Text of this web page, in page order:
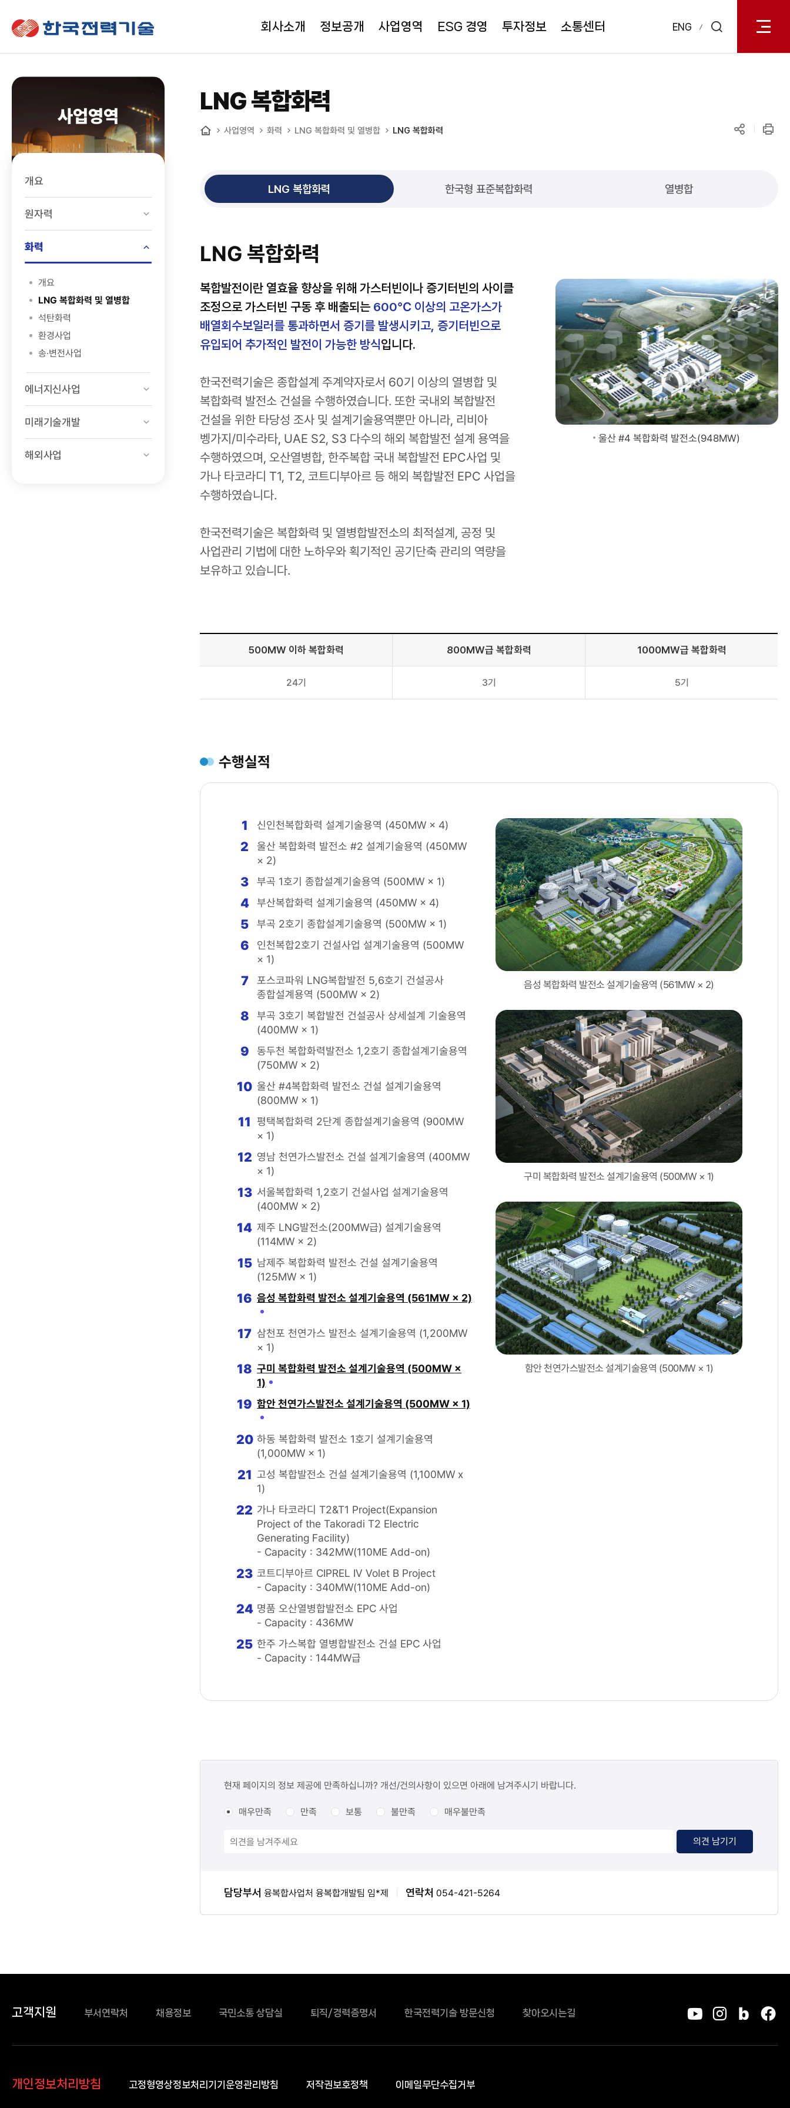
한국전력기술
회사소개 정보공개 사업영역 ESG 경영 투자정보 소통센터 ENG
열기
사업영역
개요
원자력
화력
개요
LNG 복합화력 및 열병합
석탄화력
환경사업
송·변전사업
에너지신사업
미래기술개발
해외사업
LNG 복합화력
사업영역 화력 LNG 복합화력 및 열병합 LNG 복합화력
LNG 복합화력 한국형 표준복합화력 열병합
LNG 복합화력
복합발전이란 열효율 향상을 위해 가스터빈이나 증기터빈의 사이클
조정으로 가스터빈 구동 후 배출되는 600℃ 이상의 고온가스가
배열회수보일러를 통과하면서 증기를 발생시키고, 증기터빈으로
유입되어 추가적인 발전이 가능한 방식입니다.
한국전력기술은 종합설계 주계약자로서 60기 이상의 열병합 및
복합화력 발전소 건설을 수행하였습니다. 또한 국내외 복합발전
건설을 위한 타당성 조사 및 설계기술용역뿐만 아니라, 리비아
벵가지/미수라타, UAE S2, S3 다수의 해외 복합발전 설계 용역을
수행하였으며, 오산열병합, 한주복합 국내 복합발전 EPC사업 및
가나 타코라디 T1, T2, 코트디부아르 등 해외 복합발전 EPC 사업을
수행하였습니다.
한국전력기술은 복합화력 및 열병합발전소의 최적설계, 공정 및
사업관리 기법에 대한 노하우와 획기적인 공기단축 관리의 역량을
보유하고 있습니다.
울산 #4 복합화력 발전소(948MW)
복합화력,
복합화력
500MW 이하 복합화력 800MW급 복합화력 1000MW급 복합화력
24기 3기 5기
수행실적
1 신인천복합화력 설계기술용역 (450MW × 4)
2
울산 복합화력 발전소 #2 설계기술용역 (450MW
× 2)
3 부곡 1호기 종합설계기술용역 (500MW × 1)
4 부산복합화력 설계기술용역 (450MW × 4)
5 부곡 2호기 종합설계기술용역 (500MW × 1)
6
인천복합2호기 건설사업 설계기술용역 (500MW
× 1)
7
포스코파워 LNG복합발전 5,6호기 건설공사
종합설계용역 (500MW × 2)
8
부곡 3호기 복합발전 건설공사 상세설계 기술용역
(400MW × 1)
9
동두천 복합화력발전소 1,2호기 종합설계기술용역
(750MW × 2)
10 울산 #4복합화력 발전소 건설 설계기술용역
(800MW × 1)
11 평택복합화력 2단계 종합설계기술용역 (900MW
× 1)
12 영남 천연가스발전소 건설 설계기술용역 (400MW
× 1)
13 서울복합화력 1,2호기 건설사업 설계기술용역
(400MW × 2)
14 제주 LNG발전소(200MW급) 설계기술용역
(114MW × 2)
15 남제주 복합화력 발전소 건설 설계기술용역
(125MW × 1)
16 음성 복합화력 발전소 설계기술용역 (561MW × 2)
17 삼천포 천연가스 발전소 설계기술용역 (1,200MW
× 1)
18 구미 복합화력 발전소 설계기술용역 (500MW ×
1)
19 함안 천연가스발전소 설계기술용역 (500MW × 1)
20 하동 복합화력 발전소 1호기 설계기술용역
(1,000MW × 1)
21 고성 복합발전소 건설 설계기술용역 (1,100MW x
1)
22 가나 타코라디 T2&T1 Project(Expansion
Project of the Takoradi T2 Electric
Generating Facility)
- Capacity : 342MW(110ME Add-on)
23 코트디부아르 CIPREL IV Volet B Project
- Capacity : 340MW(110ME Add-on)
24 명품 오산열병합발전소 EPC 사업
- Capacity : 436MW
25 한주 가스복합 열병합발전소 건설 EPC 사업
- Capacity : 144MW급
음성 복합화력 발전소 설계기술용역 (561MW × 2)
구미 복합화력 발전소 설계기술용역 (500MW × 1)
함안 천연가스발전소 설계기술용역 (500MW × 1)
만족도현재 페이지의 정보 제공에 만족하십니까? 개선/건의사항이 있으면 아래에 남겨주시기 바랍니다.
매우만족 만족 보통 불만족 매우불만족
의견 남기기
담당자
담당부서 융복합사업처 융복합개발팀 임*제 연락처 054-421-5264
고객지원 부서연락처 채용정보 국민소통 상담실 퇴직/경력증명서 한국전력기술 방문신청 찾아오시는길
유튜브인스타그
블로그
페
개인정보처리방침 고정형영상정보처리기기운영관리방침 저작권보호정책 이메일무단수집거부